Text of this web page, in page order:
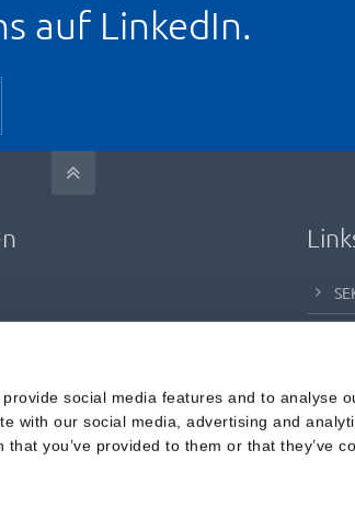
social media features and to analyse
with our social media, advertising and
you’ve provided to them or that they’ve
auf LinkedIn.